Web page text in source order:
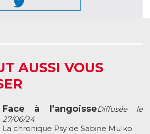
AUSSI VOUS
Face à l’angoisseDiffusée le
27/06/24
La chronique Psy de Sabine Mulko